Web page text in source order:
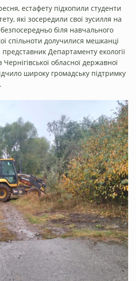
естафету підхопили студенти
які зосередили свої зусилля на
біля навчального
спільноти долучилися мешканці
Департаменту екології
обласної державної
широку громадську підтримку